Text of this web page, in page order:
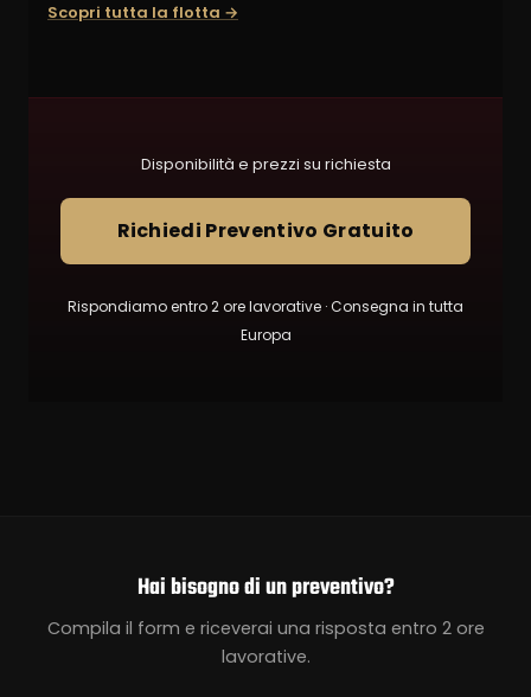
Scopri tutta la flotta →
Disponibilità e prezzi su richiesta
Richiedi Preventivo Gratuito
Rispondiamo entro 2 ore lavorative · Consegna in tutta
Europa
Hai bisogno di un preventivo?
Compila il form e riceverai una risposta entro 2 ore
lavorative.